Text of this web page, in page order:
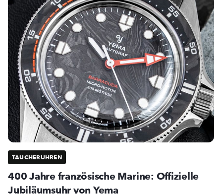
TAUCHERUHREN
400 Jahre französische Marine: Offizielle
Jubiläumsuhr von Yema